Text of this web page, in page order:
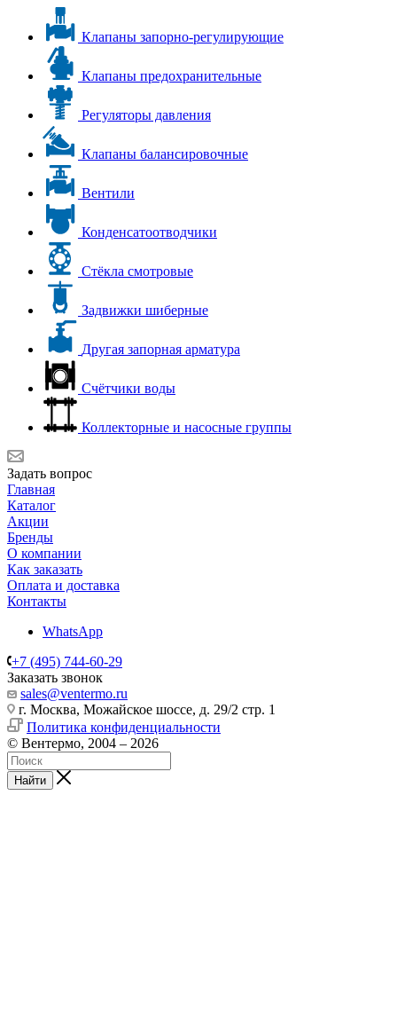
Клапаны запорно-регулирующие
Клапаны предохранительные
Регуляторы давления
Клапаны балансировочные
Вентили
Конденсатоотводчики
Стёкла смотровые
Задвижки шиберные
Другая запорная арматура
Счётчики воды
Коллекторные и насосные группы
Задать вопрос
Главная
Каталог
Акции
Бренды
О компании
Как заказать
Оплата и доставка
Контакты
WhatsApp
+7 (495) 744-60-29
Заказать звонок
sales@ventermo.ru
г. Москва, Можайское шоссе, д. 29/2 стр. 1
Политика конфиденциальности
© Вентермо, 2004 – 2026
Найти